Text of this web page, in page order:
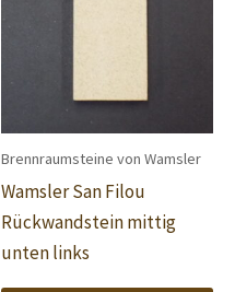
Brennraumsteine von Wamsler
Wamsler San Filou
Rückwandstein mittig
unten links